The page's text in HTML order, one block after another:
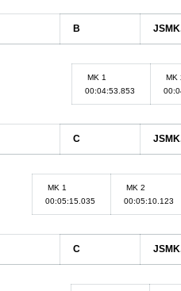
B
MK 1
00:04:53.853
MK
C
MK 1
00:05:15.035
MK 2
00:05:10.123
C